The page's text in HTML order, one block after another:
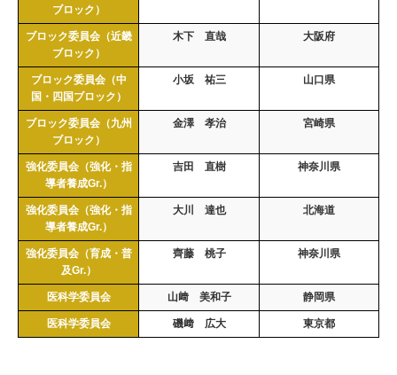
ブロック）
ブロック委員会（近畿
ブロック）
木下 直哉 大阪府
ブロック委員会（中
国・四国ブロック）
小坂 祐三 山口県
ブロック委員会（九州
ブロック）
金澤 孝治 宮崎県
強化委員会（強化・指
導者養成Gr.）
吉田 直樹 神奈川県
強化委員会（強化・指
導者養成Gr.）
大川 達也 北海道
強化委員会（育成・普
及Gr.）
齊藤 桃子 神奈川県
医科学委員会 山﨑 美和子 静岡県
医科学委員会 磯﨑 広大 東京都